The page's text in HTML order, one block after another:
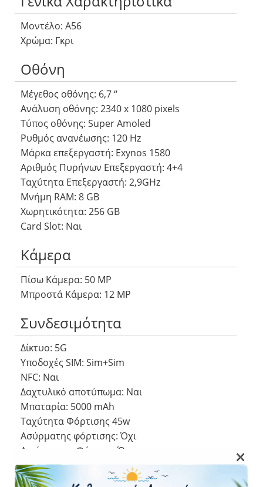
Μοντέλο: A56
Χρώμα: Γκρι
Οθόνη
Μέγεθος οθόνης: 6,7 “
Ανάλυση οθόνης: 2340 x 1080 pixels
Τύπος οθόνης: Super Amoled
Ρυθμός ανανέωσης: 120 Hz
Μάρκα επεξεργαστή: Exynos 1580
Αριθμός Πυρήνων Eπεξεργαστή: 4+4
Ταχύτητα Επεξεργαστή: 2,9GHz
Μνήμη RAM: 8 GB
Χωρητικότητα: 256 GB
Card Slot: Ναι
Κάμερα
Πίσω Κάμερα: 50 MP
Μπροστά Κάμερα: 12 MP
Συνδεσιμότητα
Δίκτυο: 5G
Υποδοχές SIM: Sim+Sim
NFC: Ναι
Δαχτυλικό αποτύπωμα: Ναι
Μπαταρία: 5000 mAh
Ταχύτητα Φόρτισης 45w
Ασύρματης φόρτισης: Όχι
Αντίστροφη Φόρτιση Όχι
×